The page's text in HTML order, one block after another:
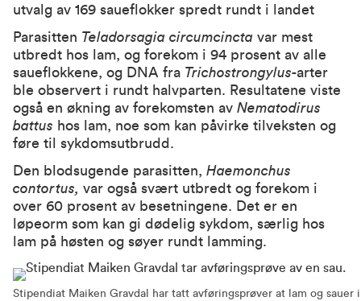
utvalg av 169 saueflokker spredt rundt i landet
Parasitten Teladorsagia circumcincta var mest
utbredt hos lam, og forekom i 94 prosent av alle
saueflokkene, og DNA fra Trichostrongylus-arter
ble observert i rundt halvparten. Resultatene viste
også en økning av forekomsten av Nematodirus
battus hos lam, noe som kan påvirke tilveksten og
føre til sykdomsutbrudd.
Den blodsugende parasitten, Haemonchus
contortus, var også svært utbredt og forekom i
over 60 prosent av besetningene. Det er en
løpeorm som kan gi dødelig sykdom, særlig hos
lam på høsten og søyer rundt lamming.
Stipendiat Maiken Gravdal har tatt avføringsprøver at lam og sauer i